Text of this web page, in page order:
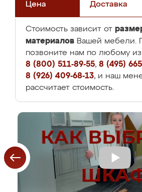
Цена Доставка
Стоимость зависит от
материалов Вашей мебели.
позвоните нам по любому
8 (800) 511-89-55, 8 (495)
8 (926) 409-68-13, и наш
рассчитает стоимость.